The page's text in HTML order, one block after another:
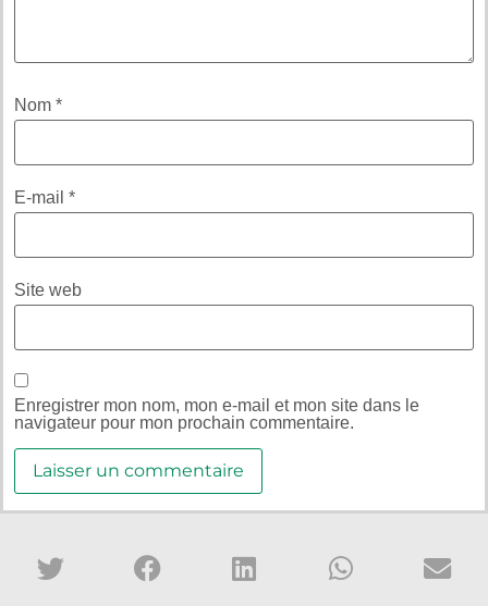
Nom *
E-mail *
Site web
Enregistrer mon nom, mon e-mail et mon site dans le
navigateur pour mon prochain commentaire.